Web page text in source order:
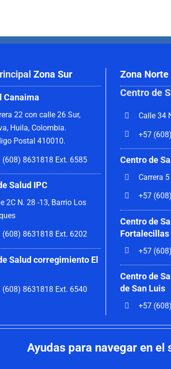
Zona Sur
Canaima
22 con calle 26 Sur,
Huila, Colombia.
Postal 410010.
(608) 8631818 Ext. 6585
Salud IPC
2C N. 28 -13, Barrio Los
(608) 8631818 Ext. 6202
Salud corregimiento El
(608) 8631818 Ext. 6540
Zona Norte
Centro de
Calle 34
+57
Centro de
Carrera
+57
Centro de
Fortalecillas
+57
Centro de
de San Luis
+57
Ayudas para navegar en el